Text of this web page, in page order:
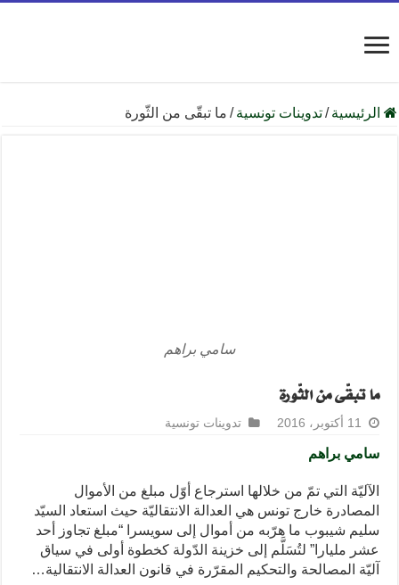
الرئيسية /تدوينات تونسية / ما تبقّى من الثّورة
سامي براهم
ما تبقّى من الثّورة
11 أكتوبر، 2016 تدوينات تونسية
سامي براهم
الآليّة التي تمّ من خلالها استرجاع أوّل مبلغ من الأموال
المصادرة خارج تونس هي العدالة الانتقاليّة حيث استعاد السيّد
سليم شيبوب ما هرّبه من أموال إلى سويسرا “مبلغ تجاوز أحد
عشر مليارا” لتُسَلَّم إلى خزينة الدّولة كخطوة أولى في سياق
آليّة المصالحة والتحكيم المقرّرة في قانون العدالة الانتقالية…